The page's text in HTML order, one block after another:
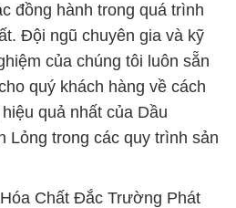
đồng hành trong quá trình
Đội ngũ chuyên gia và kỹ
của chúng tôi luôn sẵn
quý khách hàng về cách
quả nhất của Dầu
Lỏng trong các quy trình sản
Chất Đắc Trường Phát